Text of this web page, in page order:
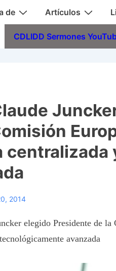
de Artículos
CDLIDD Sermones
2014
elegido Presidente de
avanzada